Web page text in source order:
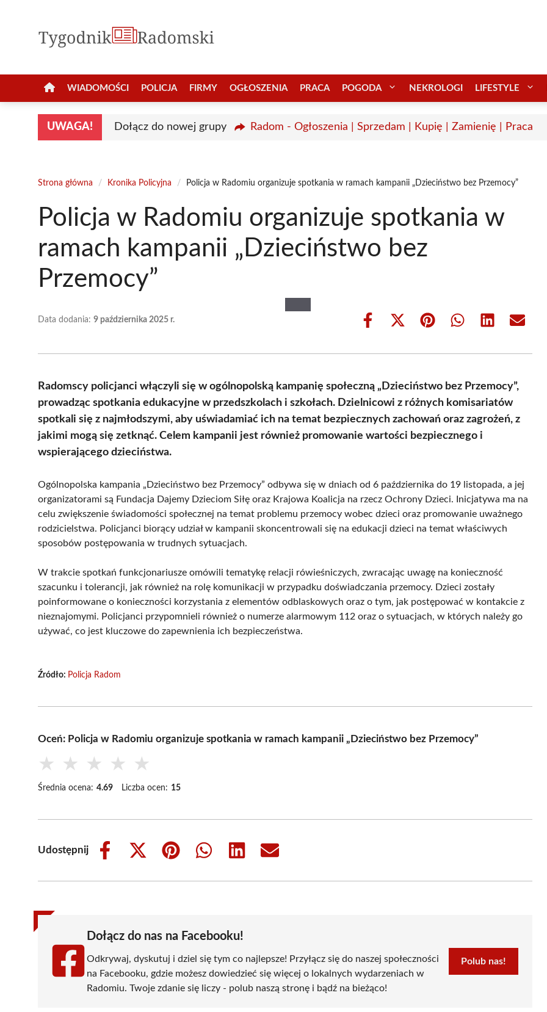
WIADOMOŚCI POLICJA FIRMY OGŁOSZENIA PRACA POGODA NEKROLOGI LIFESTYLE
UWAGA! Dołącz do nowej grupy Radom - Ogłoszenia | Sprzedam | Kupię | Zamienię | Praca
Strona główna / Kronika Policyjna / Policja w Radomiu organizuje spotkania w ramach kampanii „Dzieciństwo bez Przemocy”
Policja w Radomiu organizuje spotkania w
ramach kampanii „Dzieciństwo bez
Przemocy”
Data dodania: 9 października 2025 r.
Share
Share
(Twitter)
Share Share Share Share
Radomscy policjanci włączyli się w ogólnopolską kampanię społeczną „Dzieciństwo bez Przemocy”,
prowadząc spotkania edukacyjne w przedszkolach i szkołach. Dzielnicowi z różnych komisariatów
spotkali się z najmłodszymi, aby uświadamiać ich na temat bezpiecznych zachowań oraz zagrożeń, z
jakimi mogą się zetknąć. Celem kampanii jest również promowanie wartości bezpiecznego i
wspierającego dzieciństwa.
Ogólnopolska kampania „Dzieciństwo bez Przemocy” odbywa się w dniach od 6 października do 19 listopada, a jej
organizatorami są Fundacja Dajemy Dzieciom Siłę oraz Krajowa Koalicja na rzecz Ochrony Dzieci. Inicjatywa ma na
celu zwiększenie świadomości społecznej na temat problemu przemocy wobec dzieci oraz promowanie uważnego
rodzicielstwa. Policjanci biorący udział w kampanii skoncentrowali się na edukacji dzieci na temat właściwych
sposobów postępowania w trudnych sytuacjach.
W trakcie spotkań funkcjonariusze omówili tematykę relacji rówieśniczych, zwracając uwagę na konieczność
szacunku i tolerancji, jak również na rolę komunikacji w przypadku doświadczania przemocy. Dzieci zostały
poinformowane o konieczności korzystania z elementów odblaskowych oraz o tym, jak postępować w kontakcie z
nieznajomymi. Policjanci przypomnieli również o numerze alarmowym 112 oraz o sytuacjach, w których należy go
używać, co jest kluczowe do zapewnienia ich bezpieczeństwa.
Źródło: Policja Radom
Oceń: Policja w Radomiu organizuje spotkania w ramach kampanii „Dzieciństwo bez Przemocy”
★ ★ ★ ★ ★
Średnia ocena: 4.69 Liczba ocen: 15
Udostępnij
Share
Share
(Twitter)
Share
Share
Share
Share
Dołącz do nas na Facebooku!
Odkrywaj, dyskutuj i dziel się tym co najlepsze! Przyłącz się do naszej społeczności
na Facebooku, gdzie możesz dowiedzieć się więcej o lokalnych wydarzeniach w
Radomiu. Twoje zdanie się liczy - polub naszą stronę i bądź na bieżąco!
Polub nas!